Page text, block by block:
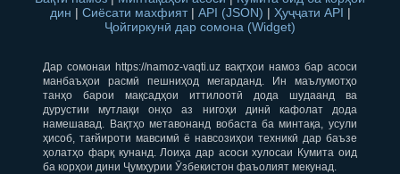
дин | Сиёсати махфият | API (JSON) | Ҳуҷҷати API |
Ҷойгиркунӣ дар сомона (Widget)
Дар сомонаи https://namoz-vaqti.uz вақтҳои намоз бар асоси
манбаъҳои расмӣ пешниҳод мегарданд. Ин маълумотҳо
танҳо барои мақсадҳои иттилоотӣ дода шудаанд ва
дурустии мутлақи онҳо аз нигоҳи динӣ кафолат дода
намешавад. Вақтҳо метавонанд вобаста ба минтақа, усули
ҳисоб, тағйироти мавсимӣ ё навсозиҳои техникӣ дар баъзе
ҳолатҳо фарқ кунанд. Лоиҳа дар асоси хулосаи Кумита оид
ба корҳои дини Ҷумҳурии Ӯзбекистон фаъолият мекунад.